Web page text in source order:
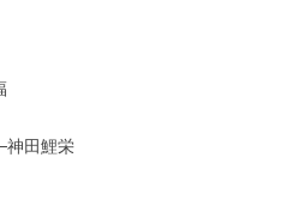
神田鯉栄